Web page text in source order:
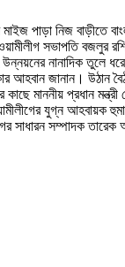
মাইজ পাড়া নিজ
সভাপতি বজলুর
নানাদিক তুলে
আহবান জানান। উঠান
মাননীয় প্রধান
যুগ্ন আহবায়ক
সাধারন সম্পাদক